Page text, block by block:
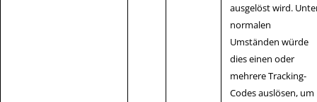
ausgelöst wird.
normalen
Umständen würde
dies einen oder
mehrere Tracking-
Codes auslösen, um